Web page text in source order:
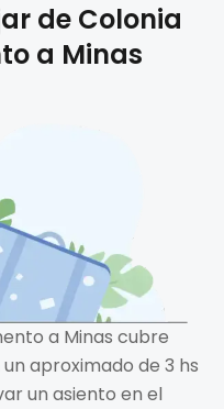
de Colonia
a Minas
a Minas cubre
aproximado de 3 hs
un asiento en el